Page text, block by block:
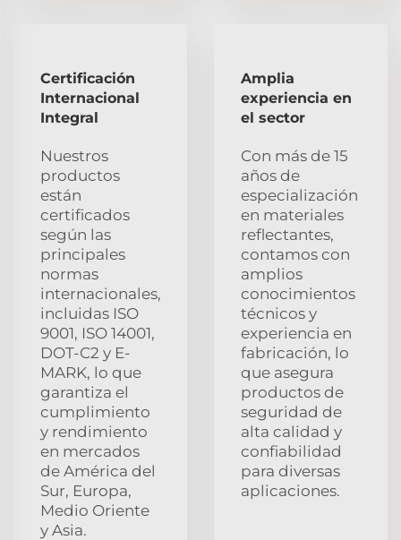
Certificación
Internacional
Integral
Nuestros
productos
están
certificados
según las
principales
normas
internacionales,
incluidas ISO
9001, ISO 14001,
DOT-C2 y E-
MARK, lo que
garantiza el
cumplimiento
y rendimiento
en mercados
de América del
Sur, Europa,
Medio Oriente
y Asia.
Amplia
experiencia en
el sector
Con más de 15
años de
especialización
en materiales
reflectantes,
contamos con
amplios
conocimientos
técnicos y
experiencia en
fabricación, lo
que asegura
productos de
seguridad de
alta calidad y
confiabilidad
para diversas
aplicaciones.